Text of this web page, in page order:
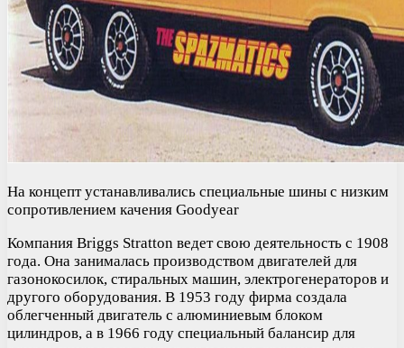
На концепт устанавливались специальные шины с низким
сопротивлением качения Goodyear
Компания Briggs Stratton ведет свою деятельность с 1908
года. Она занималась производством двигателей для
газонокосилок, стиральных машин, электрогенераторов и
другого оборудования. В 1953 году фирма создала
облегченный двигатель с алюминиевым блоком
цилиндров, а в 1966 году специальный балансир для